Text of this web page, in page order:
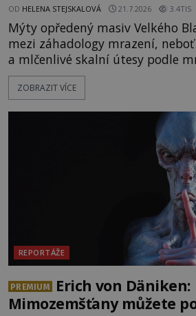
OD HELENA STEJSKALOVÁ 21.7.2026 3.4TIS
Mýty opředený masiv Velkého
mezi záhadology mrazení,
a mlčenlivé skalní útesy podle
fungují jako anomální zóny, kde
vnímání času i prostoru. Geologické anomálie hory
badatelé zde odkrývají indicie,
prastaré pohanské kulty,
ZOBRAZIT VÍCE
REPORTÁŽE
PREMIUM
Erich von Däniken:
Mimozemšťany můžete